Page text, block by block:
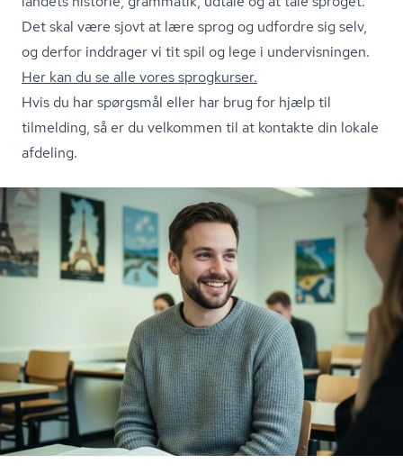
Det skal være sjovt at lære sprog og udfordre sig selv,
og derfor inddrager vi tit spil og lege i undervisningen.
Her kan du se alle vores sprogkurser.
Hvis du har spørgsmål eller har brug for hjælp til
tilmelding, så er du velkommen til at kontakte din lokale
afdeling.